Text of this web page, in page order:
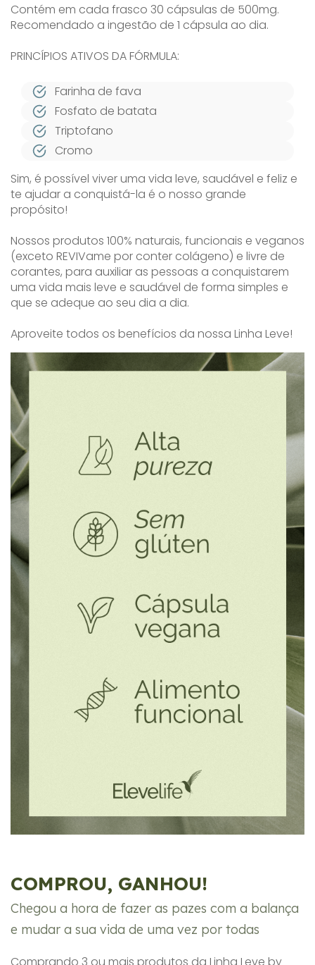
Contém em cada frasco 30 cápsulas de 500mg.
Recomendado a ingestão de 1 cápsula ao dia.
PRINCÍPIOS ATIVOS DA FÓRMULA:
Farinha de fava
Fosfato de batata
Triptofano
Cromo
Sim, é possível viver uma vida leve, saudável e feliz e
te ajudar a conquistá-la é o nosso grande
propósito!
Nossos produtos 100% naturais, funcionais e veganos
(exceto REVIVame por conter colágeno) e livre de
corantes, para auxiliar as pessoas a conquistarem
uma vida mais leve e saudável de forma simples e
que se adeque ao seu dia a dia.
Aproveite todos os benefícios da nossa Linha Leve!
COMPROU, GANHOU!
Chegou a hora de fazer as pazes com a balança
e mudar a sua vida de uma vez por todas
Comprando 3 ou mais produtos da Linha Leve by